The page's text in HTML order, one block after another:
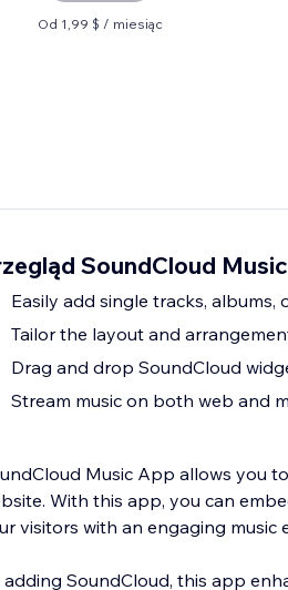
Od 1,99 $ / miesiąc
SoundCloud Music
Easily add single tracks,
Tailor the layout and
Drag and drop SoundCloud
Stream music on both web and
Music App allows you
With this app, you can
visitors with an engaging music
adding SoundCloud, this app